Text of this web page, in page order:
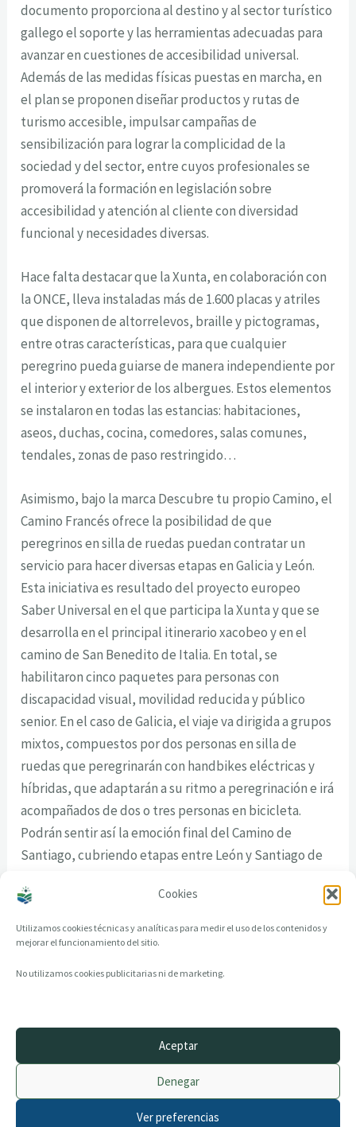
Cookies
Utilizamos cookies técnicas y analíticas para medir el uso de los contenidos y
mejorar el funcionamiento del sitio.
No utilizamos cookies publicitarias ni de marketing.
Aceptar
Denegar
Ver preferencias
documento proporciona al destino y al sector turístico
gallego el soporte y las herramientas adecuadas para
avanzar en cuestiones de accesibilidad universal.
Además de las medidas físicas puestas en marcha, en
el plan se proponen diseñar productos y rutas de
turismo accesible, impulsar campañas de
sensibilización para lograr la complicidad de la
sociedad y del sector, entre cuyos profesionales se
promoverá la formación en legislación sobre
accesibilidad y atención al cliente con diversidad
funcional y necesidades diversas.
Hace falta destacar que la Xunta, en colaboración con
la ONCE, lleva instaladas más de 1.600 placas y atriles
que disponen de altorrelevos, braille y pictogramas,
entre otras características, para que cualquier
peregrino pueda guiarse de manera independiente por
el interior y exterior de los albergues. Estos elementos
se instalaron en todas las estancias: habitaciones,
aseos, duchas, cocina, comedores, salas comunes,
tendales, zonas de paso restringido…
Asimismo, bajo la marca Descubre tu propio Camino, el
Camino Francés ofrece la posibilidad de que
peregrinos en silla de ruedas puedan contratar un
servicio para hacer diversas etapas en Galicia y León.
Esta iniciativa es resultado del proyecto europeo
Saber Universal en el que participa la Xunta y que se
desarrolla en el principal itinerario xacobeo y en el
camino de San Benedito de Italia. En total, se
habilitaron cinco paquetes para personas con
discapacidad visual, movilidad reducida y público
senior. En el caso de Galicia, el viaje va dirigida a grupos
mixtos, compuestos por dos personas en silla de
ruedas que peregrinarán con handbikes eléctricas y
híbridas, que adaptarán a su ritmo a peregrinación e irá
acompañados de dos o tres personas en bicicleta.
Podrán sentir así la emoción final del Camino de
Santiago, cubriendo etapas entre León y Santiago de
estrellas, hostales y albergues accesibles.
© 2014–2026 creandotuprovincia.es · Todos los derechos reservados
Política de Cookies